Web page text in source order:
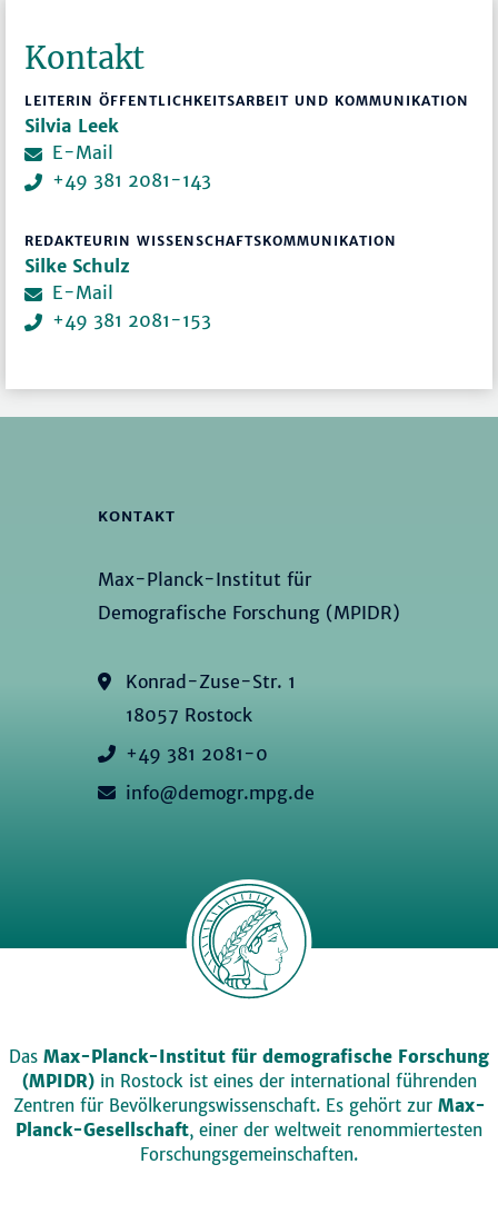
Kontakt
LEITERIN ÖFFENTLICHKEITSARBEIT UND KOMMUNIKATION
Silvia Leek
E-Mail
+49 381 2081-143
REDAKTEURIN WISSENSCHAFTSKOMMUNIKATION
Silke Schulz
E-Mail
+49 381 2081-153
KONTAKT
Max-Planck-Institut für
Demografische Forschung (MPIDR)
Konrad-Zuse-Str. 1
18057 Rostock
+49 381 2081-0
info@demogr.mpg.de
Das Max-Planck-Institut für demografische Forschung
(MPIDR)in Rostock ist eines der international führenden
Zentren für Bevölkerungswissenschaft. Es gehört zur Max-
Planck-Gesellschaft, einer der weltweit renommiertesten
Forschungsgemeinschaften.